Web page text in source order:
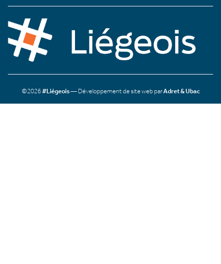
©2026#Liégeois— Développement de site web parAdret & Ubac